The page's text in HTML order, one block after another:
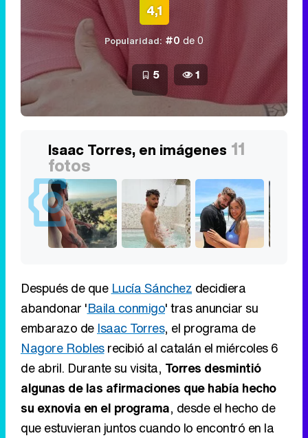
4,1
Popularidad: #0de 0
5 1
Isaac Torres, en imágenes 11
fotos
Después de que Lucía Sánchez decidiera
abandonar 'Baila conmigo' tras anunciar su
embarazo de Isaac Torres, el programa de
Nagore Roblesrecibió al catalán el miércoles 6
de abril. Durante su visita, Torres desmintió
algunas de las afirmaciones que había hecho
su exnovia en el programa, desde el hecho de
que estuvieran juntos cuando lo encontró en la